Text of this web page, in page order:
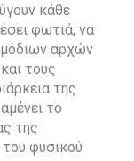
κάθε
φωτιά, να
αρχών
τους
της
το
της
φυσικού